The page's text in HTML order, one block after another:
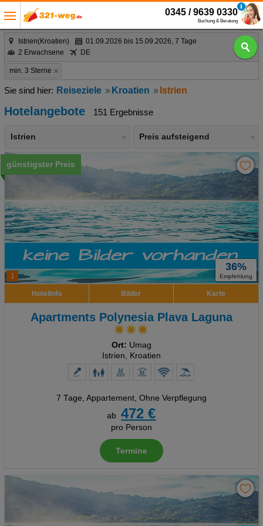
0345 / 9639 0330
Buchung & Beratung
Istrien(Kroatien)
01.09.2026 bis 15.09.2026, 7 Tage
2 Erwachsene
DE
min. 3 Sterne
Reiseziele Kroatien Istrien
Hotelangebote 151 Ergebnisse
Istrien Preis aufsteigend
1
günstigster Preis
36%
Empfehlung
Hotelinfo Bilder Karte
Apartments Polynesia Plava Laguna
Ort: Umag
Istrien, Kroatien
7 Tage, Appartement, Ohne Verpflegung
ab
472 €
pro Person
Termine